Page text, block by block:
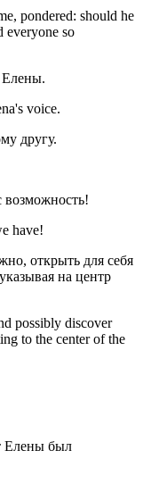
pondered: should he
everyone so
Елены.
voice.
другу.
have!
открыть для себя
на центр
possibly discover
to the center of the
Елены был